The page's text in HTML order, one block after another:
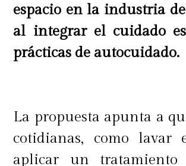
espacio en la industria
al integrar el cuidado
prácticas de autocuidado.
La propuesta apunta a
cotidianas, como lavar
aplicar un